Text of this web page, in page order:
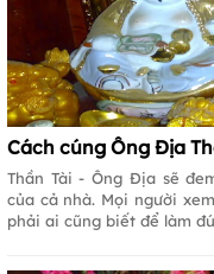
Cách cúng Ông Địa
Thần Tài - Ông Địa sẽ
của cả nhà. Mọi người
phải ai cũng biết để làm